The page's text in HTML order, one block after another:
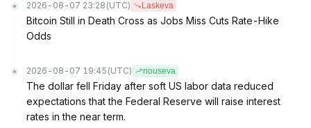
2026-08-07 23:28 (UTC) Laskeva
Bitcoin Still in Death Cross as Jobs Miss Cuts Rate-Hike
Odds
2026-08-07 19:45 (UTC) nouseva
The dollar fell Friday after soft US labor data reduced
expectations that the Federal Reserve will raise interest
rates in the near term.